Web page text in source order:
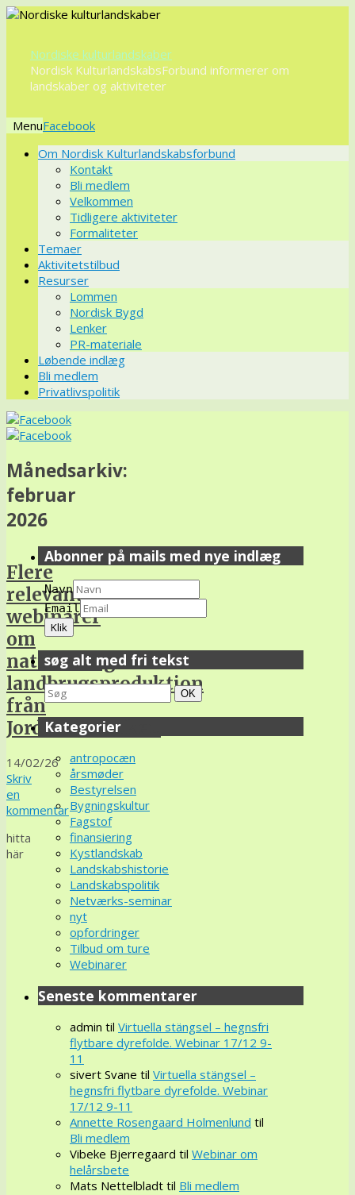
Nordiske kulturlandskaber
Nordisk KulturlandskabsForbund informerer om
landskaber og aktiviteter
Menu
VidereOm Nordisk Kulturlandskabsforbund
Kontakt
Bli medlem
Velkommen
Tidligere aktiviteter
Formaliteter
Temaer
Aktivitetstilbud
Resurser
Lommen
Nordisk Bygd
Lenker
PR-materiale
Løbende indlæg
Bli medlem
Privatlivspolitik
Månedsarkiv:
februar
2026
Flere
relevante
webinarer
om
naturvenlig
landbrugsproduktion
från
Jordbruksverket.
14/02/26
Skriv
en
kommentar
hitta
här
Abonner på mails med nye indlæg
Navn
Email
søg alt med fri tekst
Search
for:
Søg
OK
Kategorier
antropocæn
årsmøder
Bestyrelsen
Bygningskultur
Fagstof
finansiering
Kystlandskab
Landskabshistorie
Landskabspolitik
Netværks-seminar
nyt
opfordringer
Tilbud om ture
Webinarer
Seneste kommentarer
admin til Virtuella stängsel – hegnsfri
flytbare dyrefolde. Webinar 17/12 9-
11
sivert Svane til Virtuella stängsel –
hegnsfri flytbare dyrefolde. Webinar
17/12 9-11
Annette Rosengaard Holmenlund til
Bli medlem
Vibeke Bjerregaard til Webinar om
helårsbete
Mats Nettelbladt til Bli medlem